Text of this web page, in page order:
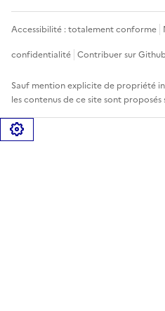
Accessibilité : totalement conforme
confidentialité Contribuer sur
Sauf mention explicite de propriété
les contenus de ce site sont proposés
Gérer les cookies